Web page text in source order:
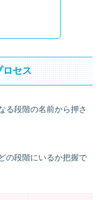
ロセス
る段階の名前から押さ
の段階にいるか把握で